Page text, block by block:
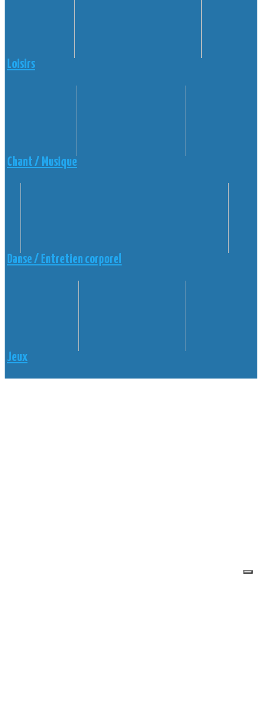
Loisirs
Chant / Musique
Danse / Entretien corporel
Jeux